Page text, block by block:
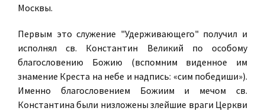
Москвы.
Первым это служение "Удерживающего" получил и
исполнял св. Константин Великий по особому
благословению Божию (вспомним виденное им
знамение Креста на небе и надпись: «сим победиши»).
Именно благословением Божиим и мечом св.
Константина были низложены злейшие враги Церкви